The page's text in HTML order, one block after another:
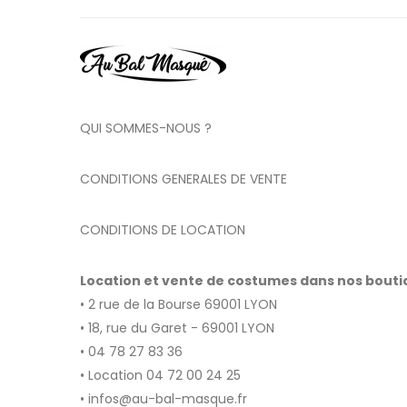
QUI SOMMES-NOUS ?
CONDITIONS GENERALES DE VENTE
CONDITIONS DE LOCATION
Location et vente de costumes dans nos
• 2 rue de la Bourse 69001 LYON
• 18, rue du Garet - 69001 LYON
• 04 78 27 83 36
• Location 04 72 00 24 25
• infos@au-bal-masque.fr